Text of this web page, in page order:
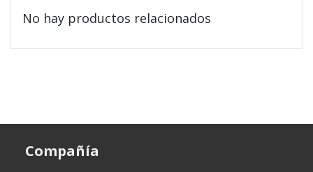
No hay productos relacionados
Compañía